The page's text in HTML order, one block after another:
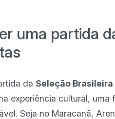
uma partida
da Seleção Brasileira
experiência cultural,
Seja no Maracanã,